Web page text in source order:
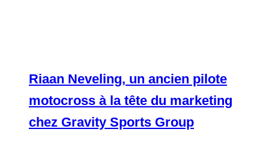
Riaan Neveling, un ancien pilote
motocross à la tête du marketing
chez Gravity Sports Group